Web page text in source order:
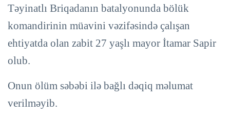
Təyinatlı Briqadanın batalyonunda bölük
komandirinin müavini vəzifəsində çalışan
ehtiyatda olan zabit 27 yaşlı mayor İtamar Sapir
olub.
Onun ölüm səbəbi ilə bağlı dəqiq məlumat
verilməyib.